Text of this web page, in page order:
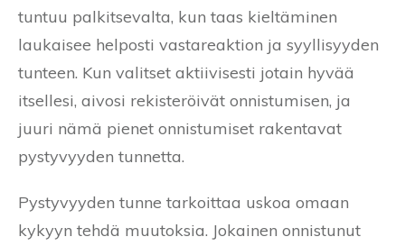
tuntuu palkitsevalta, kun taas kieltäminen
laukaisee helposti vastareaktion ja syyllisyyden
tunteen. Kun valitset aktiivisesti jotain hyvää
itsellesi, aivosi rekisteröivät onnistumisen, ja
juuri nämä pienet onnistumiset rakentavat
pystyvyyden tunnetta.
Pystyvyyden tunne tarkoittaa uskoa omaan
kykyyn tehdä muutoksia. Jokainen onnistunut